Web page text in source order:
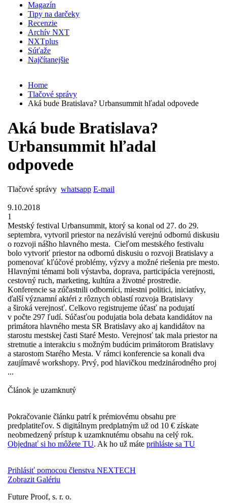
Magazín
Tipy na darčeky
Recenzie
Archív NXT
NXTplus
Súťaže
Najčítanejšie
Home
Tlačové správy
Aká bude Bratislava? Urbansummit hľadal odpovede
Aká bude Bratislava?
Urbansummit hľadal
odpovede
Tlačové správy whatsapp E-mail
9.10.2018
1
Mestský festival Urbansummit, ktorý sa konal od 27. do 29.
septembra, vytvoril priestor na nezávislú verejnú odbornú diskusiu
o rozvoji nášho hlavného mesta. Cieľom mestského festivalu
bolo vytvoriť priestor na odbornú diskusiu o rozvoji Bratislavy a
pomenovať kľúčové problémy, výzvy a možné riešenia pre mesto.
Hlavnými témami boli výstavba, doprava, participácia verejnosti,
cestovný ruch, marketing, kultúra a životné prostredie.
Konferencie sa zúčastnili odborníci, miestni politici, iniciatívy,
ďalší významní aktéri z rôznych oblastí rozvoja Bratislavy
a široká verejnosť. Celkovo registrujeme účasť na podujatí
v počte 297 ľudí. Súčasťou podujatia bola debata kandidátov na
primátora hlavného mesta SR Bratislavy ako aj kandidátov na
starostu mestskej časti Staré Mesto. Verejnosť tak mala priestor na
stretnutie a interakciu s možným budúcim primátorom Bratislavy
a starostom Starého Mesta. V rámci konferencie sa konali dva
zaujímavé workshopy. Prvý, pod hlavičkou medzinárodného proj
...
Článok je uzamknutý
Pokračovanie článku patrí k prémiovému obsahu pre
predplatiteľov. S digitálnym predplatným už od 10 € získate
neobmedzený prístup k uzamknutému obsahu na celý rok.
Objednať si ho môžete TU. Ak ho už máte prihláste sa TU
Prihlásiť pomocou členstva NEXTECH
Zobrazit Galériu
Future Proof, s. r. o.